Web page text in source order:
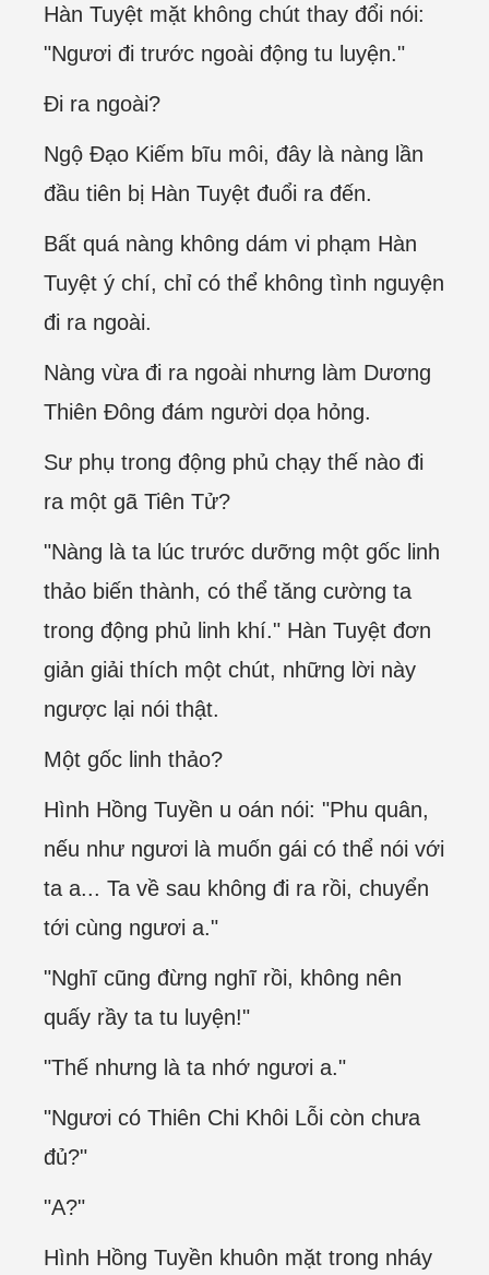
Hàn Tuyệt mặt không chút thay đổi nói:
"Ngươi đi trước ngoài động tu luyện."
Đi ra ngoài?
Ngộ Đạo Kiếm bĩu môi, đây là nàng lần
đầu tiên bị Hàn Tuyệt đuổi ra đến.
Bất quá nàng không dám vi phạm Hàn
Tuyệt ý chí, chỉ có thể không tình nguyện
đi ra ngoài.
Nàng vừa đi ra ngoài nhưng làm Dương
Thiên Đông đám người dọa hỏng.
Sư phụ trong động phủ chạy thế nào đi
ra một gã Tiên Tử?
"Nàng là ta lúc trước dưỡng một gốc linh
thảo biến thành, có thể tăng cường ta
trong động phủ linh khí." Hàn Tuyệt đơn
giản giải thích một chút, những lời này
ngược lại nói thật.
Một gốc linh thảo?
Hình Hồng Tuyền u oán nói: "Phu quân,
nếu như ngươi là muốn gái có thể nói với
ta a... Ta về sau không đi ra rồi, chuyển
tới cùng ngươi a."
"Nghĩ cũng đừng nghĩ rồi, không nên
quấy rầy ta tu luyện!"
"Thế nhưng là ta nhớ ngươi a."
"Ngươi có Thiên Chi Khôi Lỗi còn chưa
đủ?"
"A?"
Hình Hồng Tuyền khuôn mặt trong nháy